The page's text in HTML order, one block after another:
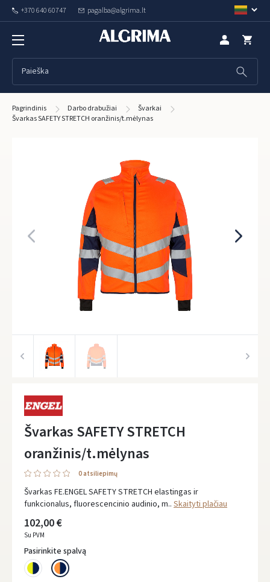
+370 640 60747 pagalba@algrima.lt
Pagrindinis Darbo drabužiai
Švarkai
Švarkas SAFETY STRETCH oranžinis/t.mėlynas
Švarkas SAFETY STRETCH
oranžinis/t.mėlynas
0 atsiliepimų
Švarkas FE.ENGEL SAFETY STRETCH elastingas ir
funkcionalus, fluorescencinio audinio, m.. Skaityti plačiau
102,00 €
Su PVM
Pasirinkite spalvą